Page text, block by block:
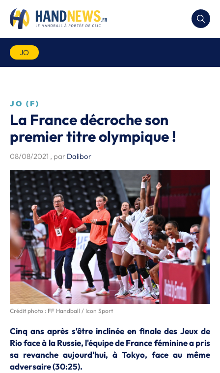
JO
JO (F)
La France décroche son
premier titre olympique !
08/08/2021 , par Dalibor
Crédit photo : FF Handball / Icon Sport
Cinq ans après s'être inclinée en finale des Jeux de
Rio face à la Russie, l'équipe de France féminine a pris
sa revanche aujourd'hui, à Tokyo, face au même
adversaire (30:25).